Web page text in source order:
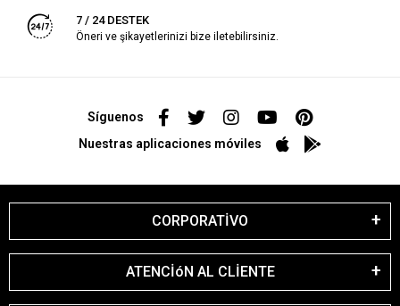
7 / 24 DESTEK
Öneri ve şikayetlerinizi bize iletebilirsiniz.
Síguenos
Nuestras aplicaciones móviles
CORPORATİVO
ATENCİóN AL CLİENTE